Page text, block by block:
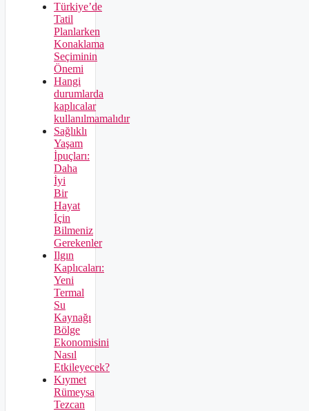
Türkiye’de
Tatil
Planlarken
Konaklama
Seçiminin
Önemi
Hangi
durumlarda
kaplıcalar
kullanılmamalıdır
Sağlıklı
Yaşam
İpuçları:
Daha
İyi
Bir
Hayat
İçin
Bilmeniz
Gerekenler
Ilgın
Kaplıcaları:
Yeni
Termal
Su
Kaynağı
Bölge
Ekonomisini
Nasıl
Etkileyecek?
Kıymet
Rümeysa
Tezcan